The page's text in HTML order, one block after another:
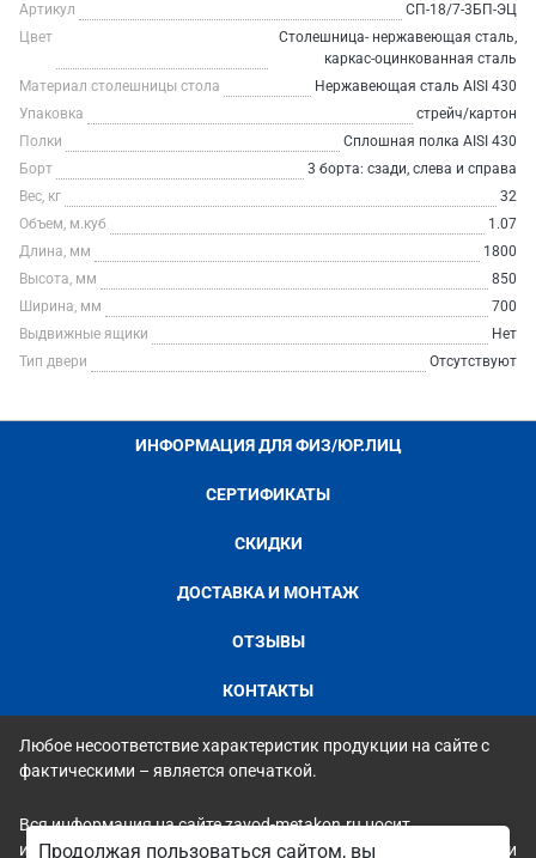
Артикул
СП-18/7-3БП-ЭЦ
Цвет
Столешница- нержавеющая сталь,
каркас-оцинкованная сталь
Материал столешницы стола
Нержавеющая сталь AISI 430
Упаковка
стрейч/картон
Полки
Сплошная полка AISI 430
Борт
3 борта: сзади, слева и справа
Вес, кг
32
Объем, м.куб
1.07
Длина, мм
1800
Высота, мм
850
Ширина, мм
700
Выдвижные ящики
Нет
Тип двери
Отсутствуют
ИНФОРМАЦИЯ ДЛЯ ФИЗ/ЮР.ЛИЦ
СЕРТИФИКАТЫ
СКИДКИ
ДОСТАВКА И МОНТАЖ
ОТЗЫВЫ
КОНТАКТЫ
Любое несоответствие характеристик продукции на сайте с
фактическими – является опечаткой.
Вся информация на сайте zavod-metakon.ru носит
исключительно ознакомительный и справочный характер и ни
Продолжая пользоваться сайтом, вы